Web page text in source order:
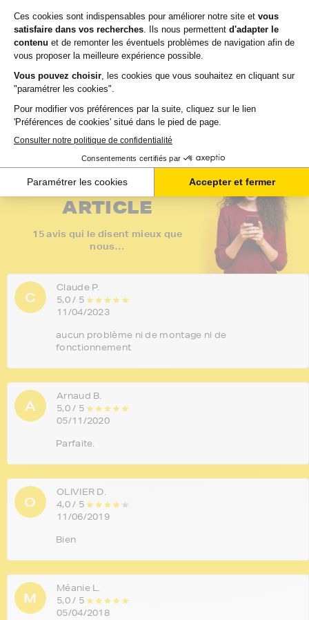
4,7 / 5 - 15 avis
Voir tous les avis
LES DERNIERS
AVIS SUR CET
ARTICLE
15 avis qui le disent mieux que
nous…
C
Claude P.
5,0 / 5
11/04/2023
aucun problème ni de montage ni de
fonctionnement
A
Arnaud B.
5,0 / 5
05/11/2020
Parfaite.
O
OLIVIER D.
4,0 / 5
11/06/2019
Bien
M
Méanie L.
5,0 / 5
05/04/2018
78,60 € TTC
Ajouter au panier
23,40 € TTC
Ajouter au panier